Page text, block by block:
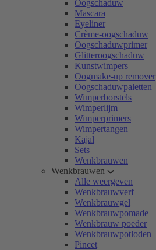
Oogschaduw
Mascara
Eyeliner
Crème-oogschaduw
Oogschaduwprimer
Glitteroogschaduw
Kunstwimpers
Oogmake-up remover
Oogschaduwpaletten
Wimperborstels
Wimperlijm
Wimperprimers
Wimpertangen
Kajal
Sets
Wenkbrauwen
Wenkbrauwen
Alle weergeven
Wenkbrauwverf
Wenkbrauwgel
Wenkbrauwpomade
Wenkbrauw poeder
Wenkbrauwpotloden
Pincet